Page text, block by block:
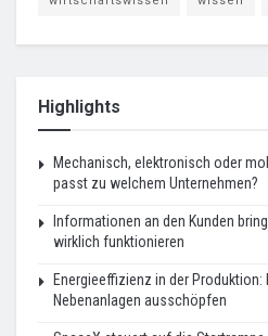
Highlights
Mechanisch, elektronisch oder
passt zu welchem Unternehmen?
Informationen an den Kunden
wirklich funktionieren
Energieeffizienz in der
Nebenanlagen ausschöpfen